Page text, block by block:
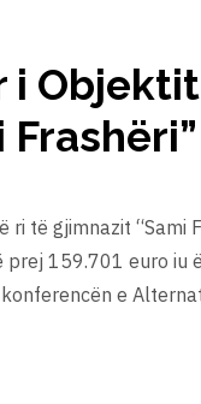
i
të gjimnazit “Sami
prej 159.701 euro iu
e